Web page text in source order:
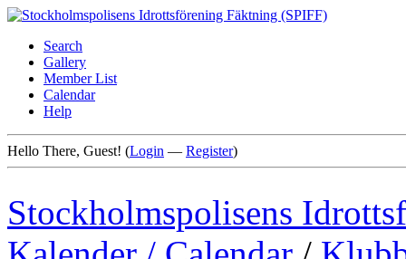
Search
Gallery
Member List
Calendar
Help
Hello There, Guest! (Login — Register)
Stockholmspolisens